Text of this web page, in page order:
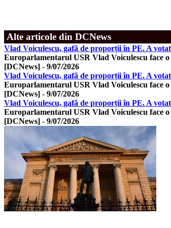
Alte articole din DCNews
Vlad Voiculescu, gafă de proporții în PE. A
Europarlamentarul USR Vlad Voiculescu face
[DCNews] - 9/07/2026
Vlad Voiculescu, gafă de proporții în PE. A
Europarlamentarul USR Vlad Voiculescu face
[DCNews] - 9/07/2026
Vlad Voiculescu, gafă de proporții în PE. A
Europarlamentarul USR Vlad Voiculescu face
[DCNews] - 9/07/2026